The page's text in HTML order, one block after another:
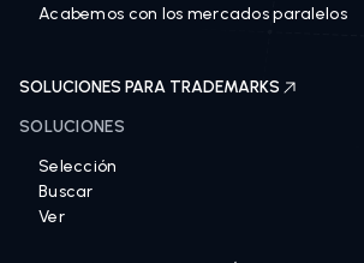
Acabemos con los mercados paralelos
SOLUCIONES PARA TRADEMARKS
SOLUCIONES
Selección
Buscar
Ver